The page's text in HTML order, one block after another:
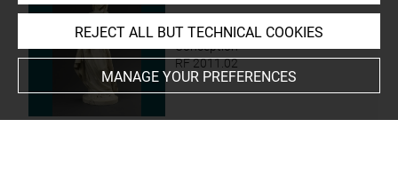
Vierge de l'Immaculée
Conception
RF 2011.02
REJECT ALL BUT TECHNICAL COOKIES
MANAGE YOUR PREFERENCES